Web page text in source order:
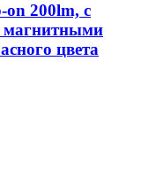
on 200lm, с
магнитными
цвета